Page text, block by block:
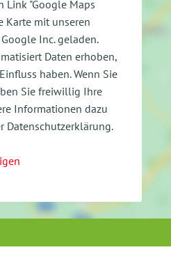
Link "Google Maps
Karte mit unseren
Inc. geladen.
Daten erhoben,
haben. Wenn Sie
Sie freiwillig Ihre
Informationen dazu
Datenschutzerklärung.